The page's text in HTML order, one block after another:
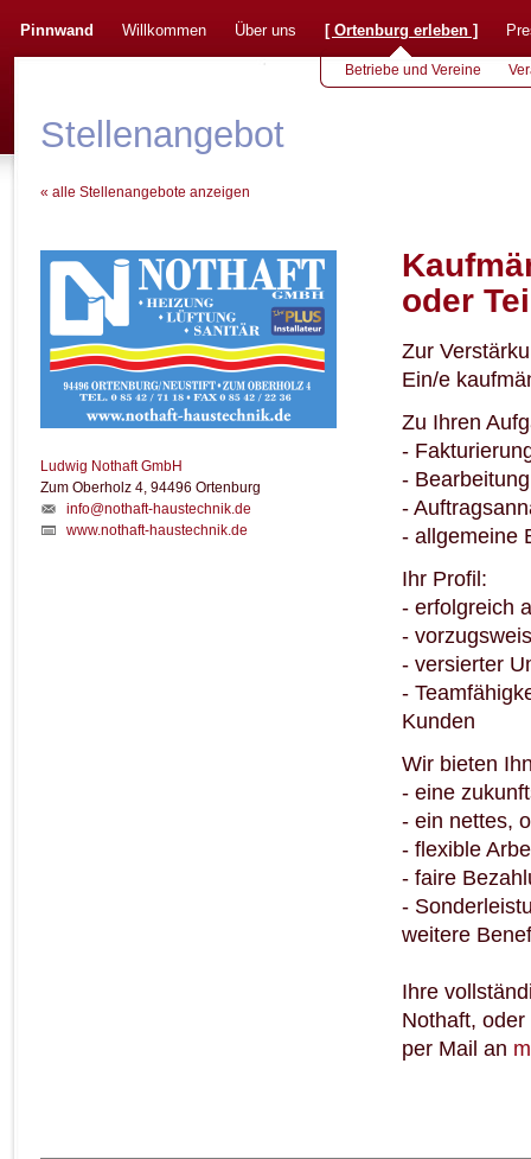
Pinnwand Willkommen Über uns [ Ortenburg erleben ]
Betriebe und Vereine
Stellenangebot
« alle Stellenangebote anzeigen
Ludwig Nothaft GmbH
Zum Oberholz 4, 94496 Ortenburg
info@nothaft-haustechnik.de
www.nothaft-haustechnik.de
oder
Zur
Ein/e
Zu Ihren
-
-
-
- allgemeine
Ihr Profil:
- erfolgreich
-
- versierter
-
Kunden
Wir bieten
- eine
- ein nettes,
- flexible
- faire
-
weitere
Ihre
Nothaft, oder
per Mail an